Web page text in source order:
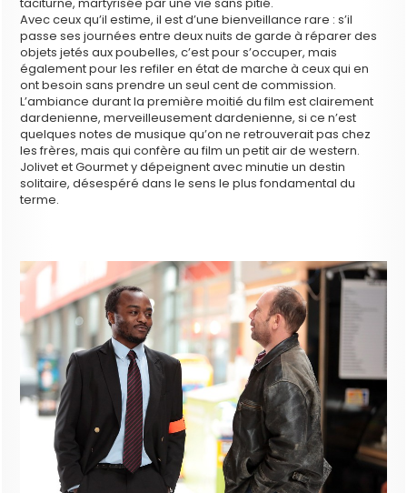
Avec ceux qu’il estime, il est d’une bienveillance rare : s’il
passe ses journées entre deux nuits de garde à réparer des
objets jetés aux poubelles, c’est pour s’occuper, mais
également pour les refiler en état de marche à ceux qui en
ont besoin sans prendre un seul cent de commission.
L’ambiance durant la première moitié du film est clairement
dardenienne, merveilleusement dardenienne, si ce n’est
quelques notes de musique qu’on ne retrouverait pas chez
les frères, mais qui confère au film un petit air de western.
Jolivet et Gourmet y dépeignent avec minutie un destin
solitaire, désespéré dans le sens le plus fondamental du
terme.